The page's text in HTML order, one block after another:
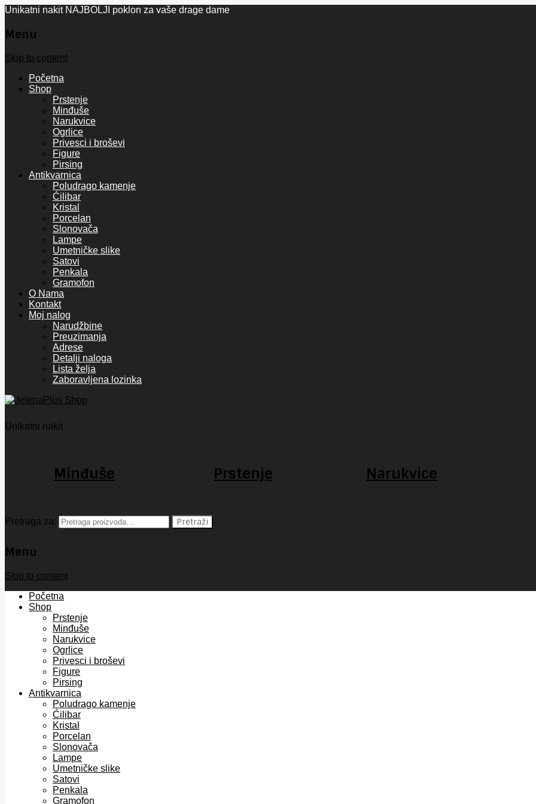
Unikatni nakit NAJBOLJI poklon za vaše drage dame
Menu
Skip to content
Početna
Shop
Prstenje
Minđuše
Narukvice
Ogrlice
Privesci i broševi
Figure
Pirsing
Antikvarnica
Poludrago kamenje
Ćilibar
Kristal
Porcelan
Slonovača
Lampe
Umetničke slike
Satovi
Penkala
Gramofon
O Nama
Kontakt
Moj nalog
Narudžbine
Preuzimanja
Adrese
Detalji naloga
Lista želja
Zaboravljena lozinka
Unikatni nakit
Minđuše Prstenje Narukvice
Pretraga za: Pretraži
Menu
Skip to content
Početna
Shop
Prstenje
Minđuše
Narukvice
Ogrlice
Privesci i broševi
Figure
Pirsing
Antikvarnica
Poludrago kamenje
Ćilibar
Kristal
Porcelan
Slonovača
Lampe
Umetničke slike
Satovi
Penkala
Gramofon